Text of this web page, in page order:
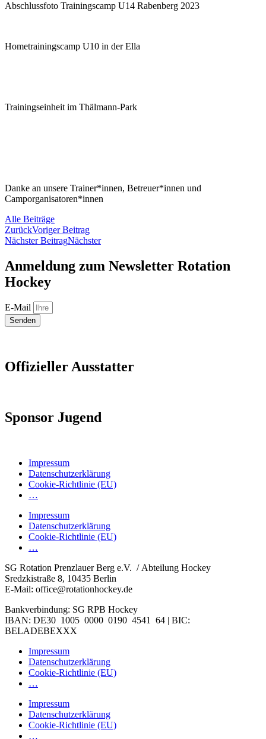
Abschlussfoto Trainingscamp U14 Rabenberg 2023
Hometrainingscamp U10 in der Ella
Trainingseinheit im Thälmann-Park
Danke an unsere Trainer*innen, Betreuer*innen und
Camporganisatoren*innen
Alle Beiträge
ZurückVoriger Beitrag
Nächster BeitragNächster
Anmeldung zum Newsletter Rotation
Hockey
E-Mail
Senden
Offizieller Ausstatter
Sponsor Jugend
Impressum
Datenschutzerklärung
Cookie-Richtlinie (EU)
…
Impressum
Datenschutzerklärung
Cookie-Richtlinie (EU)
…
SG Rotation Prenzlauer Berg e.V. / Abteilung Hockey
Sredzkistraße 8, 10435 Berlin
E-Mail: office@rotationhockey.de
Bankverbindung: SG RPB Hockey
IBAN: DE30 1005 0000 0190 4541 64 | BIC:
BELADEBEXXX
Impressum
Datenschutzerklärung
Cookie-Richtlinie (EU)
…
Impressum
Datenschutzerklärung
Cookie-Richtlinie (EU)
…